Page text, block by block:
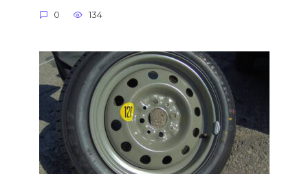
0 134